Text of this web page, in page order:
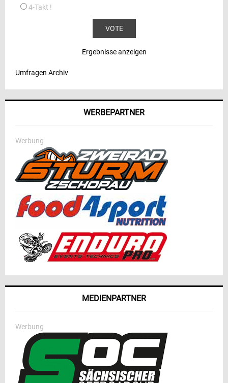
4-Takt !
Ergebnisse anzeigen
Umfragen Archiv
WERBEPARTNER
Werbung
MEDIENPARTNER
Werbung